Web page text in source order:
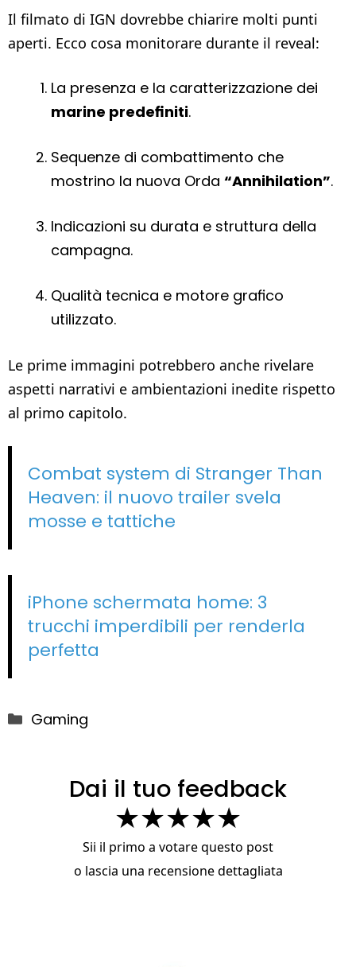
Il filmato di IGN dovrebbe chiarire molti punti
aperti. Ecco cosa monitorare durante il reveal:
La presenza e la caratterizzazione dei
marine predefiniti.
Sequenze di combattimento che
mostrino la nuova Orda “Annihilation”.
Indicazioni su durata e struttura della
campagna.
Qualità tecnica e motore grafico
utilizzato.
Le prime immagini potrebbero anche rivelare
aspetti narrativi e ambientazioni inedite rispetto
al primo capitolo.
Combat system di Stranger Than
Heaven: il nuovo trailer svela
mosse e tattiche
iPhone schermata home: 3
trucchi imperdibili per renderla
perfetta
Categorie
Gaming
Dai il tuo feedback
★★★★★
Sii il primo a votare questo post
o lascia una recensione dettagliata